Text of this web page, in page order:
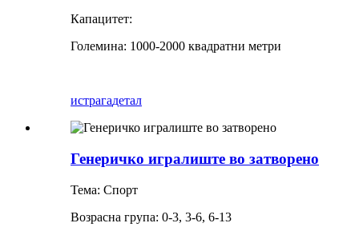
Капацитет:
Големина: 1000-2000 квадратни метри
истрагадетал
Генеричко игралиште во затворено
Тема: Спорт
Возрасна група: 0-3, 3-6, 6-13